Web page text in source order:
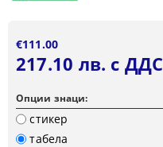
€111.00
217.10 лв. с ДДС
Опции знаци:
стикер
табела